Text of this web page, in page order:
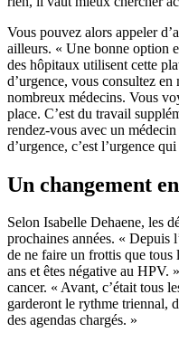
Vous pouvez alors appeler
ailleurs. « Une bonne option
des hôpitaux utilisent cette
d’urgence, vous consultez en
nombreux médecins. Vous
place. C’est du travail
rendez-vous avec un
d’urgence, c’est l’urgence
Un changement
Selon Isabelle Dehaene, les
prochaines années. « Depuis
de ne faire un frottis que tous
ans et êtes négative au
cancer. « Avant, c’était tous
garderont le rythme triennal,
des agendas chargés. »